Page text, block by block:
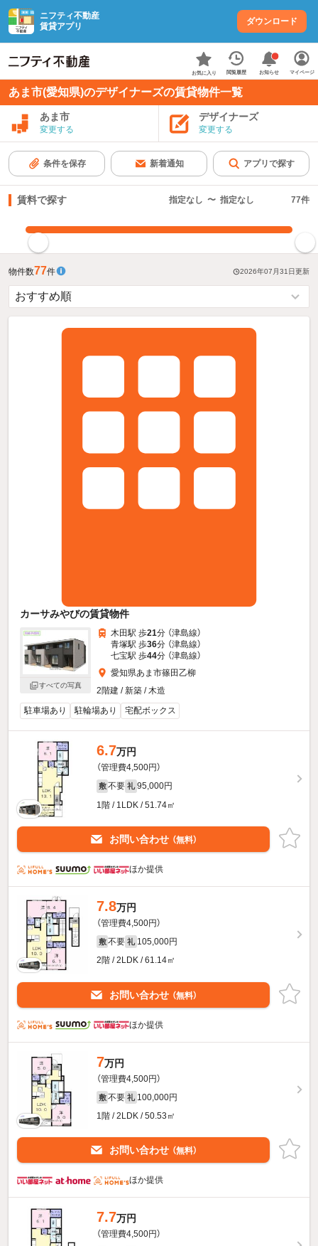
ニフティ不動産
賃貸アプリ
ダウンロード
お気に入り 閲覧履歴 お知らせ マイページ
あま市(愛知県)のデザイナーズの賃貸物件一覧
あま市
変更する
デザイナーズ
変更する
条件を保存 新着通知 アプリで探す
賃料で探す 指定なし 〜 指定なし 77件
物件数77件 2026年07月31日更新
カーサみやびの賃貸物件
すべての写真
木田駅 歩21分 （津島線）
青塚駅 歩36分 （津島線）
七宝駅 歩44分 （津島線）
愛知県あま市篠田乙柳
2階建 / 新築 / 木造
駐車場あり
駐輪場あり 宅配ボックス
6.7万円
（管理費4,500円）
敷 不要 礼 95,000円
1階 / 1LDK / 51.74㎡
お問い合わせ （無料）
ほか提供
7.8万円
（管理費4,500円）
敷 不要 礼 105,000円
2階 / 2LDK / 61.14㎡
お問い合わせ （無料）
ほか提供
7万円
（管理費4,500円）
敷 不要 礼 100,000円
1階 / 2LDK / 50.53㎡
お問い合わせ （無料）
ほか提供
7.7万円
（管理費4,500円）